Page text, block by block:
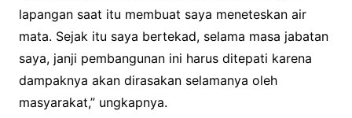
lapangan saat itu membuat saya meneteskan air
mata. Sejak itu saya bertekad, selama masa jabatan
saya, janji pembangunan ini harus ditepati karena
dampaknya akan dirasakan selamanya oleh
masyarakat,” ungkapnya.